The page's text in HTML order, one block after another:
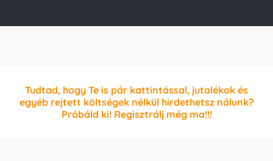
Tudtad, hogy Te is pár kattintással, jutalékok és
egyéb rejtett költségek nélkül hirdethetsz nálunk?
Próbáld ki! Regisztrálj még ma!!!